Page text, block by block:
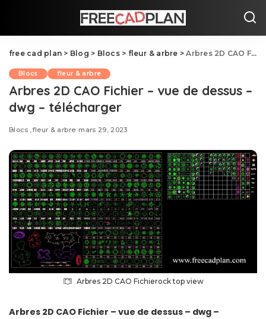
free cad plan > Blog > Blocs> fleur & arbre >Arbres 2D CAO Fichier – vue de dessus – dwg – télécharger
Blocs fleur & arbre
Arbres 2D CAO Fichier – vue de dessus –
dwg – télécharger
Blocs fleur & arbre mars 29, 2023
Arbres 2D CAO Fichierock top view
Arbres 2D CAO Fichier – vue de dessus – dwg –